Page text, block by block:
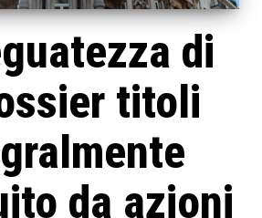
di
titoli
da azioni